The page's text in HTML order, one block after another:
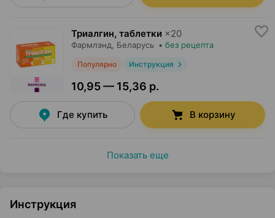
Триалгин, таблетки ×20
Фармлэнд , Беларусь • без рецепта
Популярно Инструкция
10,95 — 15,36 р.
Где купить В корзину
Показать еще
Инструкция